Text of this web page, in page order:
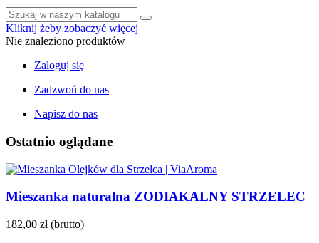
Kliknij żeby zobaczyć więcej
Nie znaleziono produktów
Zaloguj się
Zadzwoń do nas
Napisz do nas
Ostatnio oglądane
Mieszanka naturalna ZODIAKALNY STRZELEC
182,00 zł (brutto)